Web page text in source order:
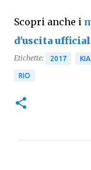
Scopri anche i
d'uscita
Etichette: 2017 KIA
RIO